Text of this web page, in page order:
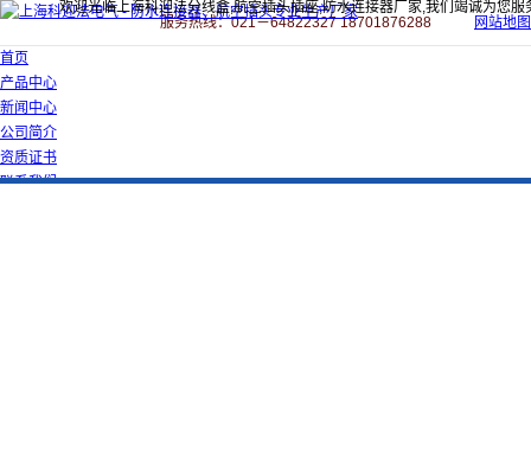
欢迎光临上海科迎法分线盒,航空插头插座,防水连接器厂家,我们竭诚为您服
服务热线：021－64822327 18701876288
网站地图
首页
产品中心
新闻中心
公司简介
资质证书
联系我们